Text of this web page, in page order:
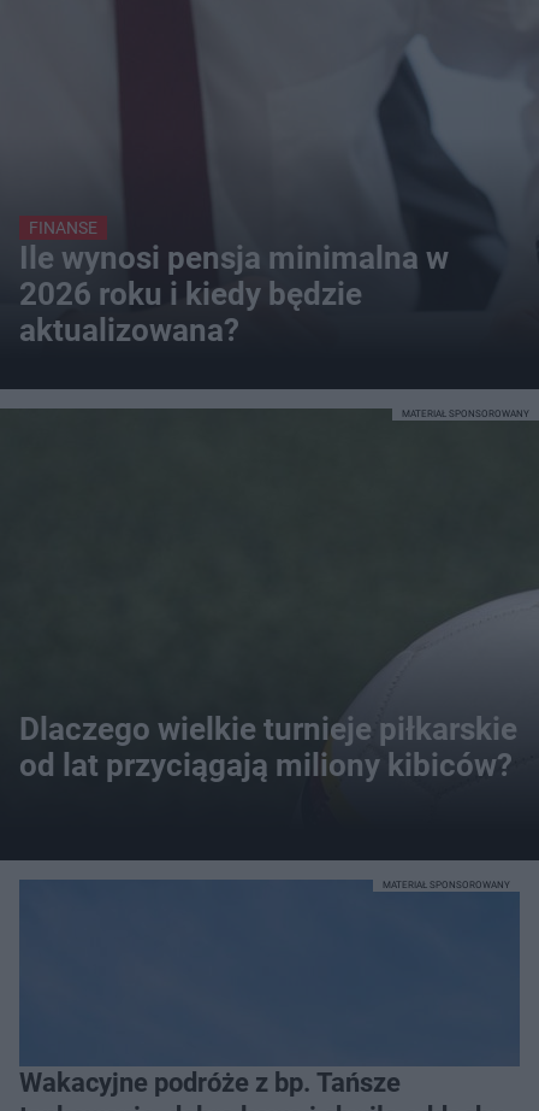
FINANSE
Ile wynosi pensja minimalna w
2026 roku i kiedy będzie
aktualizowana?
Dlaczego wielkie turnieje piłkarskie
od lat przyciągają miliony kibiców?
MATERIAŁ SPONSOROWANY
Wakacyjne podróże z bp. Tańsze
MATERIAŁ SPONSOROWANY